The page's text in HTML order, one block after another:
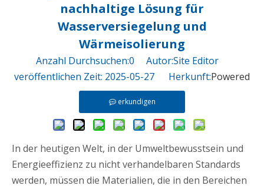
nachhaltige Lösung für
Wasserversiegelung und
Wärmeisolierung
Anzahl Durchsuchen:0 Autor:Site Editor
veröffentlichen Zeit: 2025-05-27 Herkunft:Powered
erkundigen
In der heutigen Welt, in der Umweltbewusstsein und
Energieeffizienz zu nicht verhandelbaren Standards
werden, müssen die Materialien, die in den Bereichen